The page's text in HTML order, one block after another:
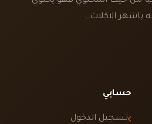
باشهر الاكلات...
حسابي
تسجيل الدخول